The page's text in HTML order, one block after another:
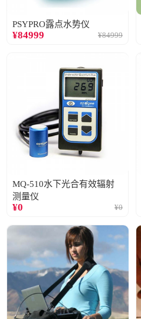
PSYPRO露点水势仪
¥84999 ¥84999
MQ-510水下光合有效辐射
测量仪
¥0 ¥0